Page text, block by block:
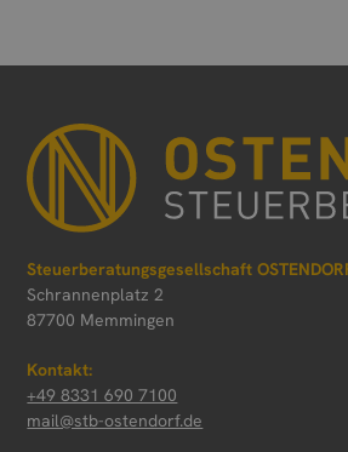
Steuerberatungsgesellschaft
Schrannenplatz 2
87700 Memmingen
Kontakt:
+49 8331 690 7100
mail@stb-ostendorf.de